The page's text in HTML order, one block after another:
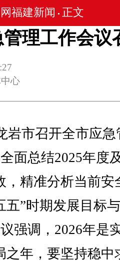
福建新闻 • 正文
理工作会议
心
市召开全市应急
面总结2025年度
，精准分析当前安
五”时期发展目标
强调，2026年是
之年，要坚持稳中